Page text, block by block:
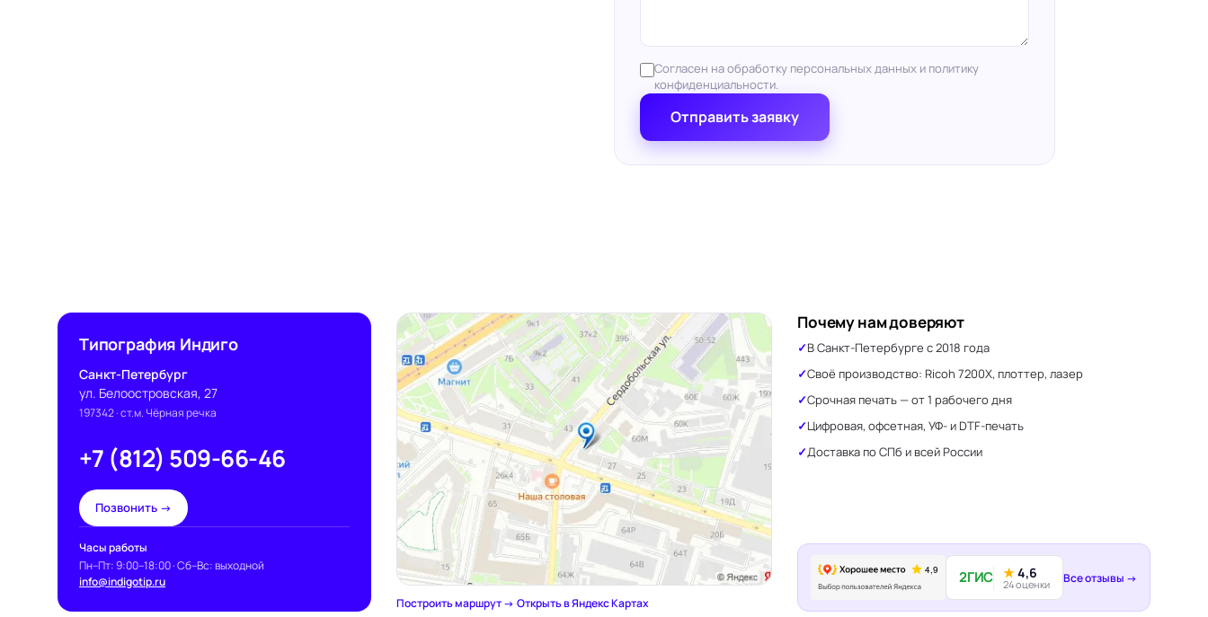
Согласен на обработку персональных данных и политику
конфиденциальности.
Отправить заявку
Типография Индиго
Санкт-Петербург
ул. Белоостровская, 27
197342· ст.м. Чёрная речка
+7 (812) 509-66-46
Позвонить →
Часы работы
Пн–Пт: 9:00–18:00 · Сб–Вс: выходной
info@indigotip.ru
Построить маршрут →·Открыть в Яндекс Картах
Почему нам доверяют
В Санкт-Петербурге с 2018 года
Своё производство: Ricoh 7200X, плоттер, лазер
Срочная печать — от 1 рабочего дня
Цифровая, офсетная, УФ- и DTF-печать
Доставка по СПб и всей России
2ГИС ★4,6
24 оценки Все отзывы →